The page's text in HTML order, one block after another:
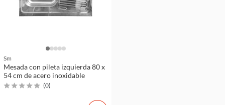
Sm
Mesada con pileta izquierda 80 x
54 cm de acero inoxidable
(0)